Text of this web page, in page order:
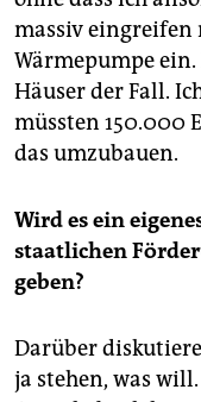
massiv eingreifen
Wärmepumpe
Häuser der Fall.
müssten 150.000
das umzubauen.
Wird es ein
staatlichen
geben?
Darüber
ja stehen, was